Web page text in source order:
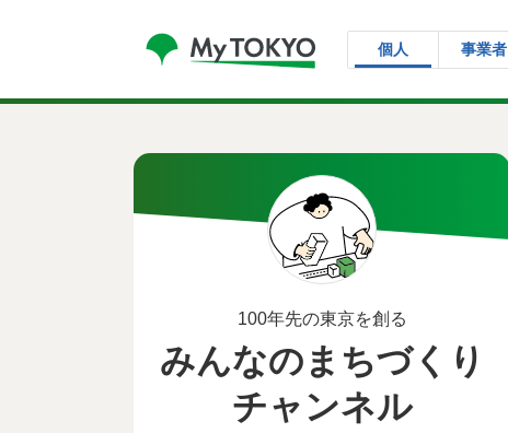
個人 事業者
100年先の東京を創る
みんなのまちづくり
チャンネル